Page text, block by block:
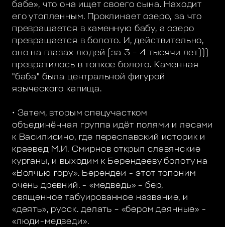
бабе», что она ищет своего сына. Находит
его утопленным. Проклинает озеро, за что
превращается в каменную бабу, а озеро
превращается в болото. И, действительно,
оно на глазах людей (за 3 – 4 тысячи лет)))
превратилось в топкое болото. Каменная
"баба" была центральной фигурой
языческого капища.
• Затем, вторым спецучастком
объединённая группа идёт полями и лесами
к Василисино, где переславский историк и
краевед М.И. Смирнов открыл славянские
курганы, и выходим к Берендееву болоту на
«Волчью гору». Берендеи - этот топоним
очень древний. - «медведь» – бер,
священное табуированное название, и
«деять», русск. делать – «бером деянные» -
«люди-медведи».